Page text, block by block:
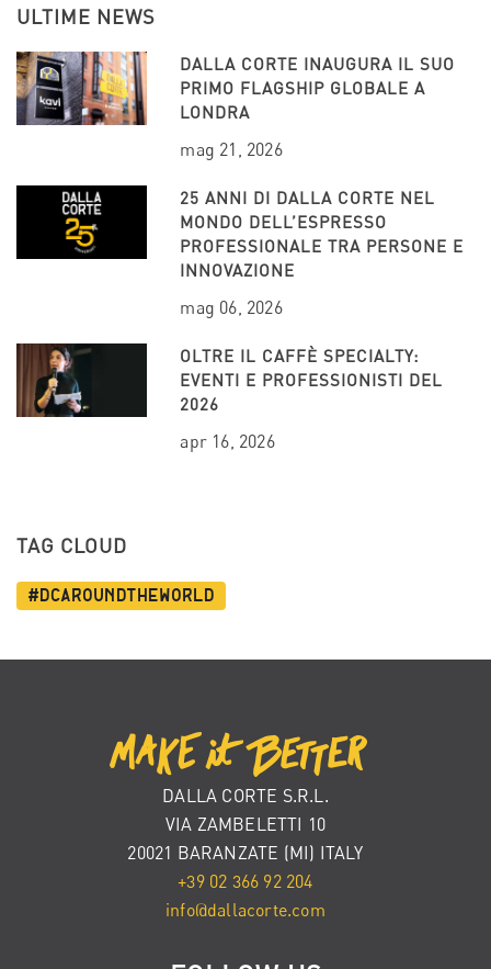
ULTIME NEWS
DALLA CORTE INAUGURA IL SUO
PRIMO FLAGSHIP GLOBALE A
LONDRA
mag 21, 2026
25 ANNI DI DALLA CORTE NEL
MONDO DELL’ESPRESSO
PROFESSIONALE TRA PERSONE E
INNOVAZIONE
mag 06, 2026
OLTRE IL CAFFÈ SPECIALTY:
EVENTI E PROFESSIONISTI DEL
2026
apr 16, 2026
TAG CLOUD
#dcaroundtheworld
DALLA CORTE S.R.L.
VIA ZAMBELETTI 10
20021 BARANZATE (MI) ITALY
+39 02 366 92 204
info@dallacorte.com